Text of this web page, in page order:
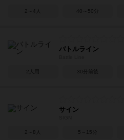
2～4人 40～50分
バトルライン
2人用 30分前後
サイン
2～8人 5～15分